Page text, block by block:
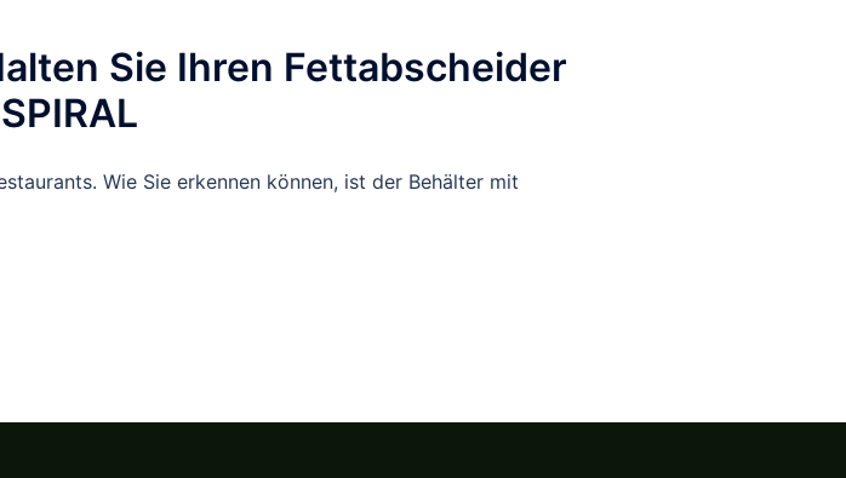
Sie Ihren Fettabscheider
Wie Sie erkennen können, ist der Behälter mit